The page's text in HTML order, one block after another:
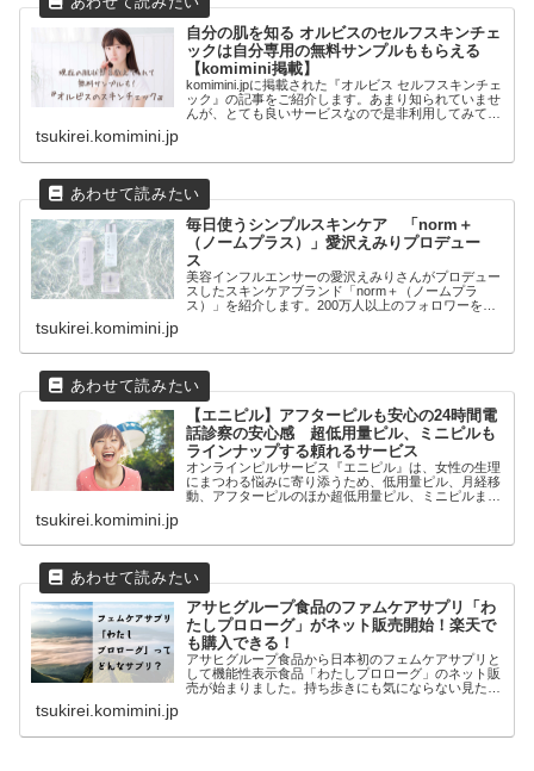
自分の肌を知る オルビスのセルフスキンチェ
ックは自分専用の無料サンプルももらえる
【komimini掲載】
komimini.jpに掲載された『オルビス セルフスキンチェ
ック』の記事をご紹介します。あまり知られていませ
んが、とても良いサービスなので是非利用してみてく
tsukirei.komimini.jp
毎日使うシンプルスキンケア 「norm＋
（ノームプラス）」愛沢えみりプロデュー
ス
美容インフルエンサーの愛沢えみりさんがプロデュー
スしたスキンケアブランド「norm＋（ノームプラ
ス）」を紹介します。200万人以上のフォロワーを持
tsukirei.komimini.jp
【エニピル】アフターピルも安心の24時間電
話診察の安心感 超低用量ピル、ミニピルも
ラインナップする頼れるサービス
オンラインピルサービス『エニピル』は、女性の生理
にまつわる悩みに寄り添うため、低用量ピル、月経移
動、アフターピルのほか超低用量ピル、ミニピルまで
tsukirei.komimini.jp
アサヒグループ食品のファムケアサプリ「わ
たしプロローグ」がネット販売開始！楽天で
も購入できる！
アサヒグループ食品から日本初のフェムケアサプリと
して機能性表示食品「わたしプロローグ」のネット販
売が始まりました。持ち歩きにも気にならない見た目
tsukirei.komimini.jp